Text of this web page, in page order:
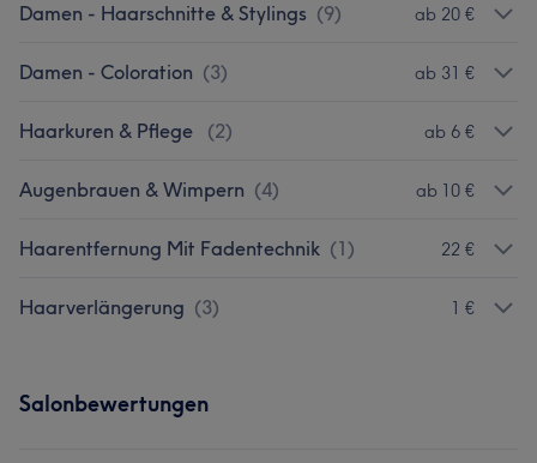
Damen - Haarschnitte & Stylings (9) ab 20 €
Damen - Coloration (3) ab 31 €
Haarkuren & Pflege (2) ab 6 €
Augenbrauen & Wimpern (4) ab 10 €
Haarentfernung Mit Fadentechnik (1) 22 €
Haarverlängerung (3) 1 €
Salonbewertungen